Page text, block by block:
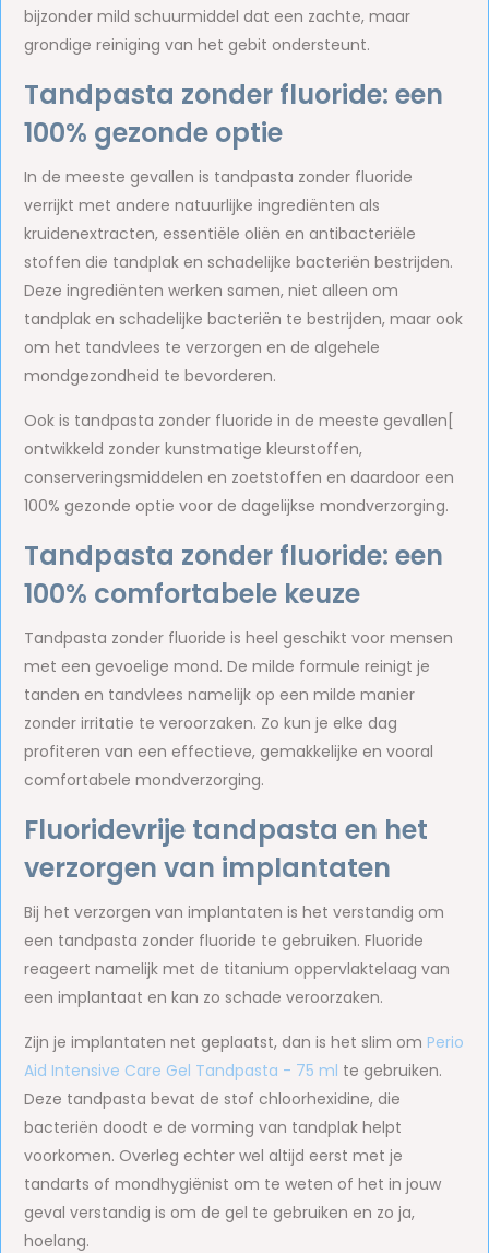
bijzonder mild schuurmiddel dat een zachte, maar
grondige reiniging van het gebit ondersteunt.
Tandpasta zonder fluoride: een
100% gezonde optie
In de meeste gevallen is tandpasta zonder fluoride
verrijkt met andere natuurlijke ingrediënten als
kruidenextracten, essentiële oliën en antibacteriële
stoffen die tandplak en schadelijke bacteriën bestrijden.
Deze ingrediënten werken samen, niet alleen om
tandplak en schadelijke bacteriën te bestrijden, maar ook
om het tandvlees te verzorgen en de algehele
mondgezondheid te bevorderen.
Ook is tandpasta zonder fluoride in de meeste gevallen[
ontwikkeld zonder kunstmatige kleurstoffen,
conserveringsmiddelen en zoetstoffen en daardoor een
100% gezonde optie voor de dagelijkse mondverzorging.
Tandpasta zonder fluoride: een
100% comfortabele keuze
Tandpasta zonder fluoride is heel geschikt voor mensen
met een gevoelige mond. De milde formule reinigt je
tanden en tandvlees namelijk op een milde manier
zonder irritatie te veroorzaken. Zo kun je elke dag
profiteren van een effectieve, gemakkelijke en vooral
comfortabele mondverzorging.
Fluoridevrije tandpasta en het
verzorgen van implantaten
Bij het verzorgen van implantaten is het verstandig om
een tandpasta zonder fluoride te gebruiken. Fluoride
reageert namelijk met de titanium oppervlaktelaag van
een implantaat en kan zo schade veroorzaken.
Zijn je implantaten net geplaatst, dan is het slim om Perio
Aid Intensive Care Gel Tandpasta - 75 ml te gebruiken.
Deze tandpasta bevat de stof chloorhexidine, die
bacteriën doodt e de vorming van tandplak helpt
voorkomen. Overleg echter wel altijd eerst met je
tandarts of mondhygiënist om te weten of het in jouw
geval verstandig is om de gel te gebruiken en zo ja,
hoelang.